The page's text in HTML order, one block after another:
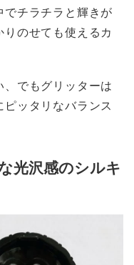
チラチラと輝きが
のせても使えるカ
でもグリッターは
ッタリなバランス
光沢感のシルキ